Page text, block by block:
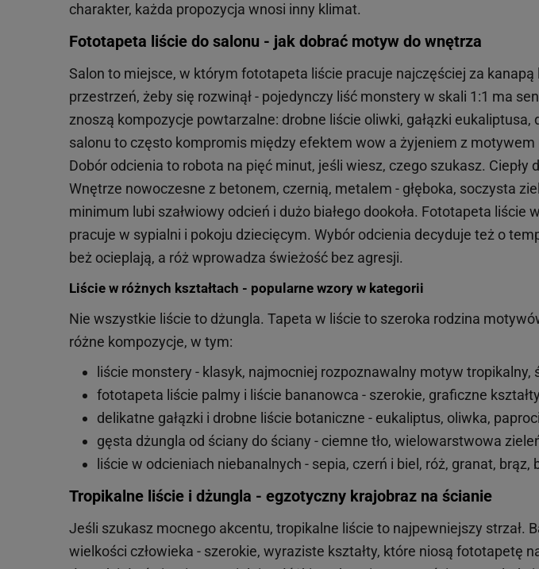
charakter, każda propozycja wnosi inny klimat.
Fototapeta liście do salonu - jak dobrać motyw do wnętrza
Salon to miejsce, w którym fototapeta liście pracuje najczęściej za
przestrzeń, żeby się rozwinął - pojedynczy liść monstery w skali 1:1 ma
znoszą kompozycje powtarzalne: drobne liście oliwki, gałązki
salonu to często kompromis między efektem wow a żyjeniem z motywem
Dobór odcienia to robota na pięć minut, jeśli wiesz, czego szukasz.
Wnętrze nowoczesne z betonem, czernią, metalem - głęboka, soczysta
minimum lubi szałwiowy odcień i dużo białego dookoła. Fototapeta
pracuje w sypialni i pokoju dziecięcym. Wybór odcienia decyduje też o
beż ocieplają, a róż wprowadza świeżość bez agresji.
Liście w różnych kształtach - popularne wzory w kategorii
Nie wszystkie liście to dżungla. Tapeta w liście to szeroka rodzina
różne kompozycje, w tym:
liście monstery - klasyk, najmocniej rozpoznawalny motyw tropikalny,
fototapeta liście palmy i liście bananowca - szerokie, graficzne
delikatne gałązki i drobne liście botaniczne - eukaliptus, oliwka,
gęsta dżungla od ściany do ściany - ciemne tło, wielowarstwowa
liście w odcieniach niebanalnych - sepia, czerń i biel, róż, granat, brąz,
Tropikalne liście i dżungla - egzotyczny krajobraz na ścianie
Jeśli szukasz mocnego akcentu, tropikalne liście to najpewniejszy strzał.
wielkości człowieka - szerokie, wyraziste kształty, które niosą fototapetę